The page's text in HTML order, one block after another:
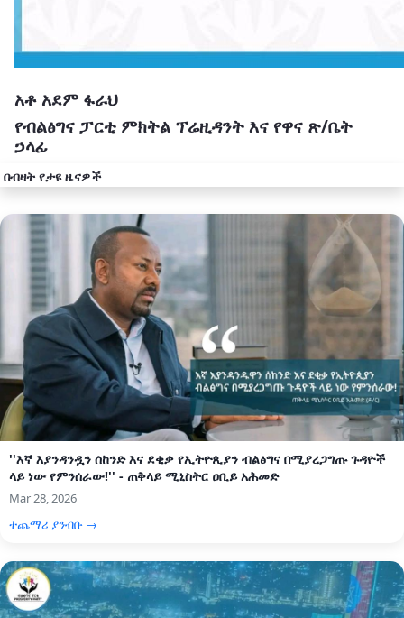
አቶ አደም ፋራህ
የብልፅግና ፓርቲ ምክትል ፕሬዚዳንት እና የዋና ጽ/ቤት
ኃላፊ
በብዛት የታዩ ዜናዎች
''እኛ እያንዳንዷን ሰከንድ እና ደቂቃ የኢትዮጲያን ብልፅግና በሚያረጋግጡ ጉዳዮች
ላይ ነው የምንሰራው!'' - ጠቅላይ ሚኒስትር ዐቢይ አሕመድ
Mar 28, 2026
ተጨማሪ ያንብቡ →